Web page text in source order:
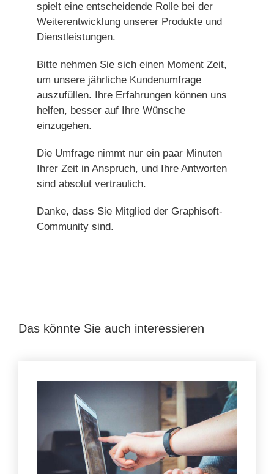
spielt eine entscheidende Rolle bei der
Weiterentwicklung unserer Produkte und
Dienstleistungen.
Bitte nehmen Sie sich einen Moment Zeit,
um unsere jährliche Kundenumfrage
auszufüllen. Ihre Erfahrungen können uns
helfen, besser auf Ihre Wünsche
einzugehen.
Die Umfrage nimmt nur ein paar Minuten
Ihrer Zeit in Anspruch, und Ihre Antworten
sind absolut vertraulich.
Danke, dass Sie Mitglied der Graphisoft-
Community sind.
Das könnte Sie auch interessieren